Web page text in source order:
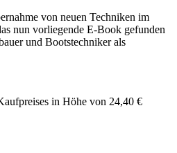
von neuen Techniken im
nun vorliegende E-Book gefunden
und Bootstechniker als
in Höhe von 24,40 €